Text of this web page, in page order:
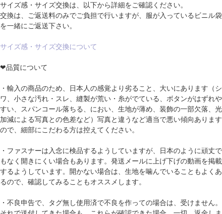
サイズ感・サイズ交換は、以下から詳細をご確認ください。
交換は、ご返送料のみでご負担で行いますが、服が入っているビニル袋
を一緒にご返送下さい。
サイズ感・サイズ交換について
❤品質について
・輸入の商品のため、日本人の感覚より劣ること、大いにあります（シ
ワ、小さな汚れ・スレ、縫製が荒い・糸がでている、ボタンがはずれや
すい、スパンコール落ちる、におい、生地が薄め、装飾の一部欠落、光
加減による写真との色差など）写真と違うなど適当で悪い傾向あります
ので、細部にこだわる方は控えてください。
・ファスナーは入念に検品するようしていますが、日本のように頑丈で
もなく開きにくい場合もあります。発送メールに上げ下げの動画を掲載
するようしています。開かない場合は、生地を噛んでいることもよくあ
るので、確認してみることもオススメします。
・不良申告で、タグ無し使用済で不良を作っての場合は、受けません。